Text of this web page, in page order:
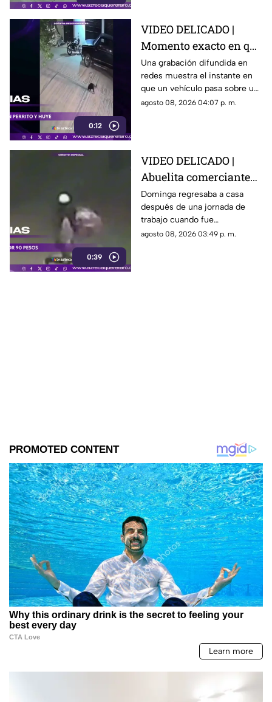
0:12
VIDEO DELICADO |
Momento exacto en que
camioneta atropella a
un perro y conductor
escapa
Una grabación difundida en
redes muestra el instante en
que un vehículo pasa sobre un
perro y continúa su camino sin
agosto 08, 2026 04:07 p. m.
0:39
VIDEO DELICADO |
Abuelita comerciante
es as3sin4da en Puebla
por 90 pesos
Dominga regresaba a casa
después de una jornada de
trabajo cuando fue
interceptada por un hombre
agosto 08, 2026 03:49 p. m.